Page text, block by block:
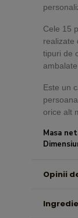
Cele 15
realizate
tipuri de
Este un
orice alt
Masa
Opinii